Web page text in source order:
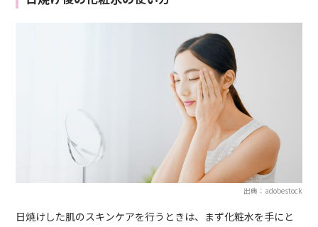
出典：adobestock
日焼けした肌のスキンケアを行うときは、まず化粧水を手にと